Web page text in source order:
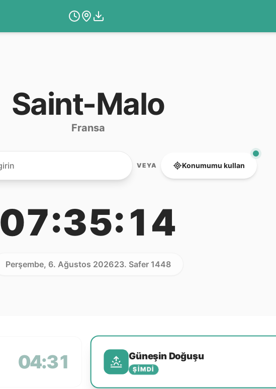
Saint-Malo
Fransa
VEYA Konumumu kullan
07:35:14
Perşembe, 6. Ağustos 202623. Safer 1448
04:31 Güneşin Doğuşu
ŞIMDI